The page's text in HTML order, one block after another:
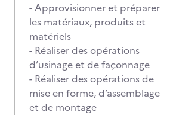
- Approvisionner et préparer
les matériaux, produits et
matériels
- Réaliser des opérations
d’usinage et de façonnage
- Réaliser des opérations de
mise en forme, d’assemblage
et de montage